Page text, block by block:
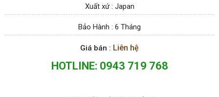
Xuất xứ : Japan
Bảo Hành : 6 Tháng
Giá bán : Liên hệ
HOTLINE: 0943 719 768